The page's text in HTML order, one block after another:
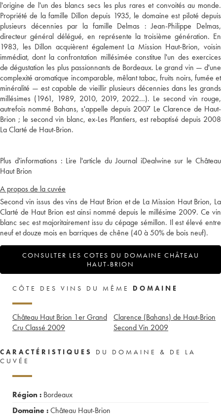
l'origine de l'un des blancs secs les plus rares et convoités au monde.
Propriété de la famille Dillon depuis 1935, le domaine est piloté depuis
plusieurs décennies par la famille Delmas : Jean-Philippe Delmas,
directeur général délégué, en représente la troisième génération. En
1983, les Dillon acquièrent également La Mission Haut-Brion, voisin
immédiat, dont la confrontation millésimée constitue l'un des exercices
de dégustation les plus passionnants de Bordeaux. Le grand vin — d'une
complexité aromatique incomparable, mêlant tabac, fruits noirs, fumée et
minéralité — est capable de vieillir plusieurs décennies dans les grands
millésimes (1961, 1989, 2010, 2019, 2022…). Le second vin rouge,
autrefois nommé Bahans, s'appelle depuis 2007 Le Clarence de Haut-
Brion ; le second vin blanc, ex-Les Plantiers, est rebaptisé depuis 2008
Plus d'informations : Lire l'article du Journal iDealwine sur le Château
Haut Brion
A propos de la cuvée
Second vin issus des vins de Haut Brion et de La Mission Haut Brion, La
Clarté de Haut Brion est ainsi nommé depuis le millésime 2009. Ce vin
blanc sec est majoritairement issu du cépage sémillon. Il est élevé entre
neuf et douze mois en barriques de chêne (40 à 50% de bois neuf).
CONSULTER LES COTES DU DOMAINE CHÂTEAU
HAUT-BRION
CÔTE DES VINS DU MÊME DOMAINE
Château Haut Brion 1er Grand
Cru Classé 2009
Clarence (Bahans) de Haut-Brion
Second Vin 2009
CARACTÉRISTIQUES
DU DOMAINE & DE LA
CUVÉE
Région : Bordeaux
Domaine :Château Haut-Brion